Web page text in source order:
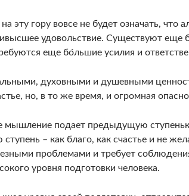
эту гору вовсе не будет означать, что
удовольствие. Существуют еще
еще бо́льшие усилия и
духовными и душевными
но, в то же время, и огромная
мышление подает предыдущую
– как благо, как счастье и не
проблемами и требует
уровня подготовки человека.